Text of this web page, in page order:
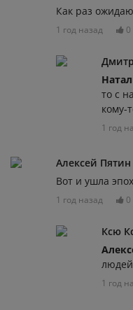
Как раз
1 год назад 0
то с
кому-
1 год
Алексей Пятин
Вот и ушла
1 год назад 0
Ксю
1 год